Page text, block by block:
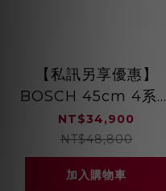
【私訊另享優惠】
BOSCH 45cm 4系列
獨立式洗碗機 熱能交
換裝置 6段洗程
SPS4IMW00X
NT$34,900
NT$48,800
加入購物車